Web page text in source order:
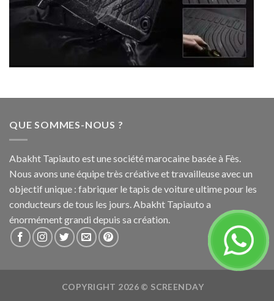
QUE SOMMES-NOUS ?
Abakht Tapiauto est une société marocaine basée à Fès.
Nous avons une équipe très créative et travailleuse avec un
objectif unique : fabriquer le tapis de voiture ultime pour les
conducteurs de tous les jours. Abakht Tapiauto a
énormément grandi depuis sa création.
COPYRIGHT 2026 © SCREENDAY